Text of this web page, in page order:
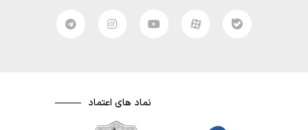
نماد های اعتماد